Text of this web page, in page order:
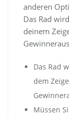
anderen
Das Rad
deinem
Das Rad
dem
Müssen